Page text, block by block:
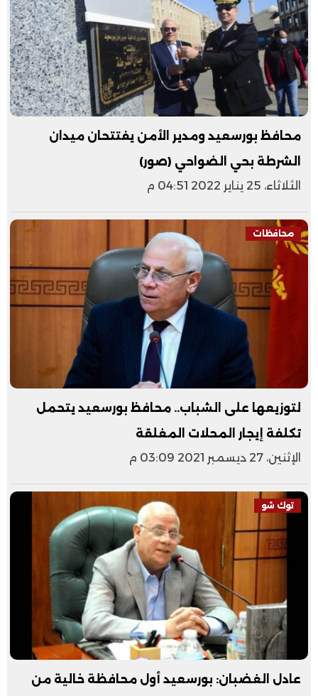
محافظ بورسعيد ومدير الأمن يفتتحان ميدان
الشرطة بحي الضواحي (صور)
الثلاثاء، 25 يناير 2022 04:51 م
محافظات
لتوزيعها على الشباب.. محافظ بورسعيد يتحمل
تكلفة إيجار المحلات المغلقة
الإثنين، 27 ديسمبر 2021 03:09 م
توك شو
عادل الغضبان: بورسعيد أول محافظة خالية من